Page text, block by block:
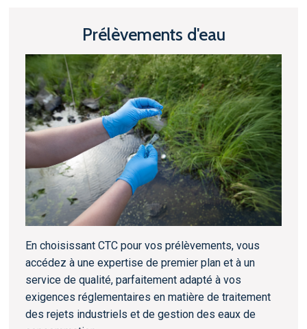
Prélèvements d'eau
En choisissant CTC pour vos prélèvements, vous
accédez à une expertise de premier plan et à un
service de qualité, parfaitement adapté à vos
exigences réglementaires en matière de traitement
des rejets industriels et de gestion des eaux de